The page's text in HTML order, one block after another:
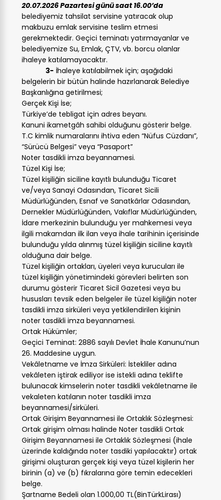
20.07.2026 Pazartesi günü saat 16.00’da
belediyemiz tahsilat servisine yatıracak olup
makbuzu emlak servisine teslim etmesi
gerekmektedir. Geçici teminatı yatırmayanlar ve
belediyemize Su, Emlak, ÇTV, vb. borcu olanlar
ihaleye katılamayacaktır.
3- İhaleye katılabilmek için; aşağıdaki
belgelerin bir bütün halinde hazırlanarak Belediye
Başkanlığına getirilmesi;
Gerçek Kişi İse;
Türkiye’de tebligat için adres beyanı.
Kanuni ikametgâh sahibi olduğunu gösterir belge.
T.C kimlik numaralarını ihtiva eden “Nüfus Cüzdanı”,
“Sürücü Belgesi” veya “Pasaport”
Noter tasdikli imza beyannamesi.
Tüzel Kişi İse;
Tüzel kişiliğin siciline kayıtlı bulunduğu Ticaret
ve/veya Sanayi Odasından, Ticaret Sicili
Müdürlüğünden, Esnaf ve Sanatkârlar Odasından,
Dernekler Müdürlüğünden, Vakıflar Müdürlüğünden,
İdare merkezinin bulunduğu yer mahkemesi veya
ilgili makamdan ilk ilan veya ihale tarihinin içerisinde
bulunduğu yılda alınmış tüzel kişiliğin siciline kayıtlı
olduğuna dair belge.
Tüzel kişiliğin ortakları, üyeleri veya kurucuları ile
tüzel kişiliğin yönetimindeki görevleri belirten son
durumu gösterir Ticaret Sicil Gazetesi veya bu
hususları tevsik eden belgeler ile tüzel kişiliğin noter
tasdikli imza sirküleri veya yetkilendirilen kişinin
noter tasdikli imza beyannamesi.
Ortak Hükümler;
Geçici Teminat: 2886 sayılı Devlet İhale Kanunu’nun
26. Maddesine uygun.
Vekâletname ve İmza Sirküleri: İstekliler adına
vekâleten iştirak ediliyor ise istekli adına teklifte
bulunacak kimselerin noter tasdikli vekâletname ile
vekaleten katılanın noter tasdikli imza
beyannamesi/sirküleri.
Ortak Girişim Beyannamesi ile Ortaklık Sözleşmesi:
Ortak girişim olması halinde Noter tasdikli Ortak
Girişim Beyannamesi ile Ortaklık Sözleşmesi (ihale
üzerinde kaldığında noter tasdiki yapılacaktır) ortak
girişimi oluşturan gerçek kişi veya tüzel kişilerin her
birinin (a) ve (b) fıkralarına göre temin edecekleri
belge.
Şartname Bedeli olan 1.000,00 TL(BinTürkLirası)